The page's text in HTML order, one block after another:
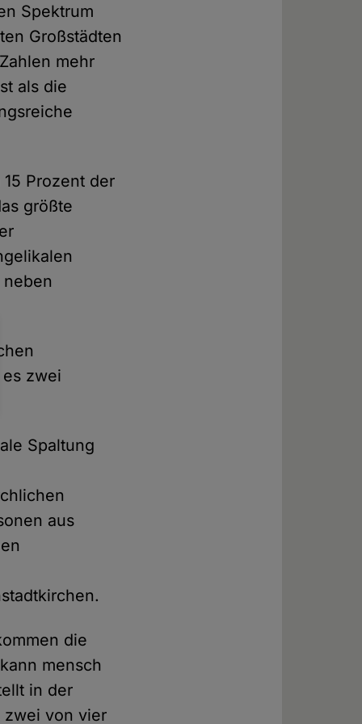
Spektrum
Großstädten
mehr
als die
Prozent der
größte
zwei
Spaltung
aus
die
mensch
in der
zwei von vier